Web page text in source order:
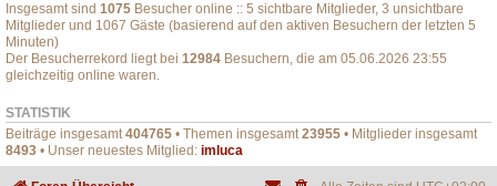
Insgesamt sind 1075 Besucher online :: 5 sichtbare Mitglieder, 3 unsichtbare
Mitglieder und 1067 Gäste (basierend auf den aktiven Besuchern der letzten 5
Minuten)
Der Besucherrekord liegt bei 12984 Besuchern, die am 05.06.2026 23:55
gleichzeitig online waren.
STATISTIK
Beiträge insgesamt404765 • Themen insgesamt23955 • Mitglieder insgesamt
8493 • Unser neuestes Mitglied: imluca